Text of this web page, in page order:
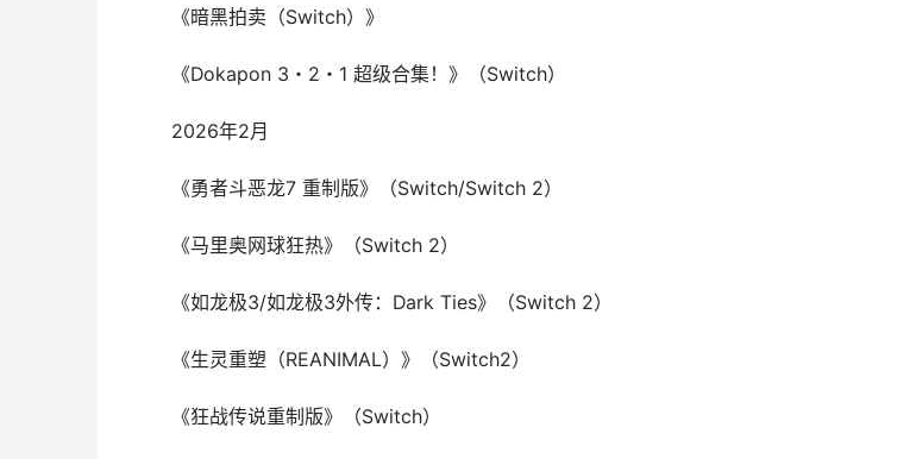
《暗黑拍卖（Switch）》
《Dokapon 3・2・1 超级合集！》（Switch）
2026年2月
《勇者斗恶龙7 重制版》（Switch/Switch 2）
《马里奥网球狂热》（Switch 2）
《如龙极3/如龙极3外传：Dark Ties》（Switch 2）
《生灵重塑（REANIMAL）》（Switch2）
《狂战传说重制版》（Switch）